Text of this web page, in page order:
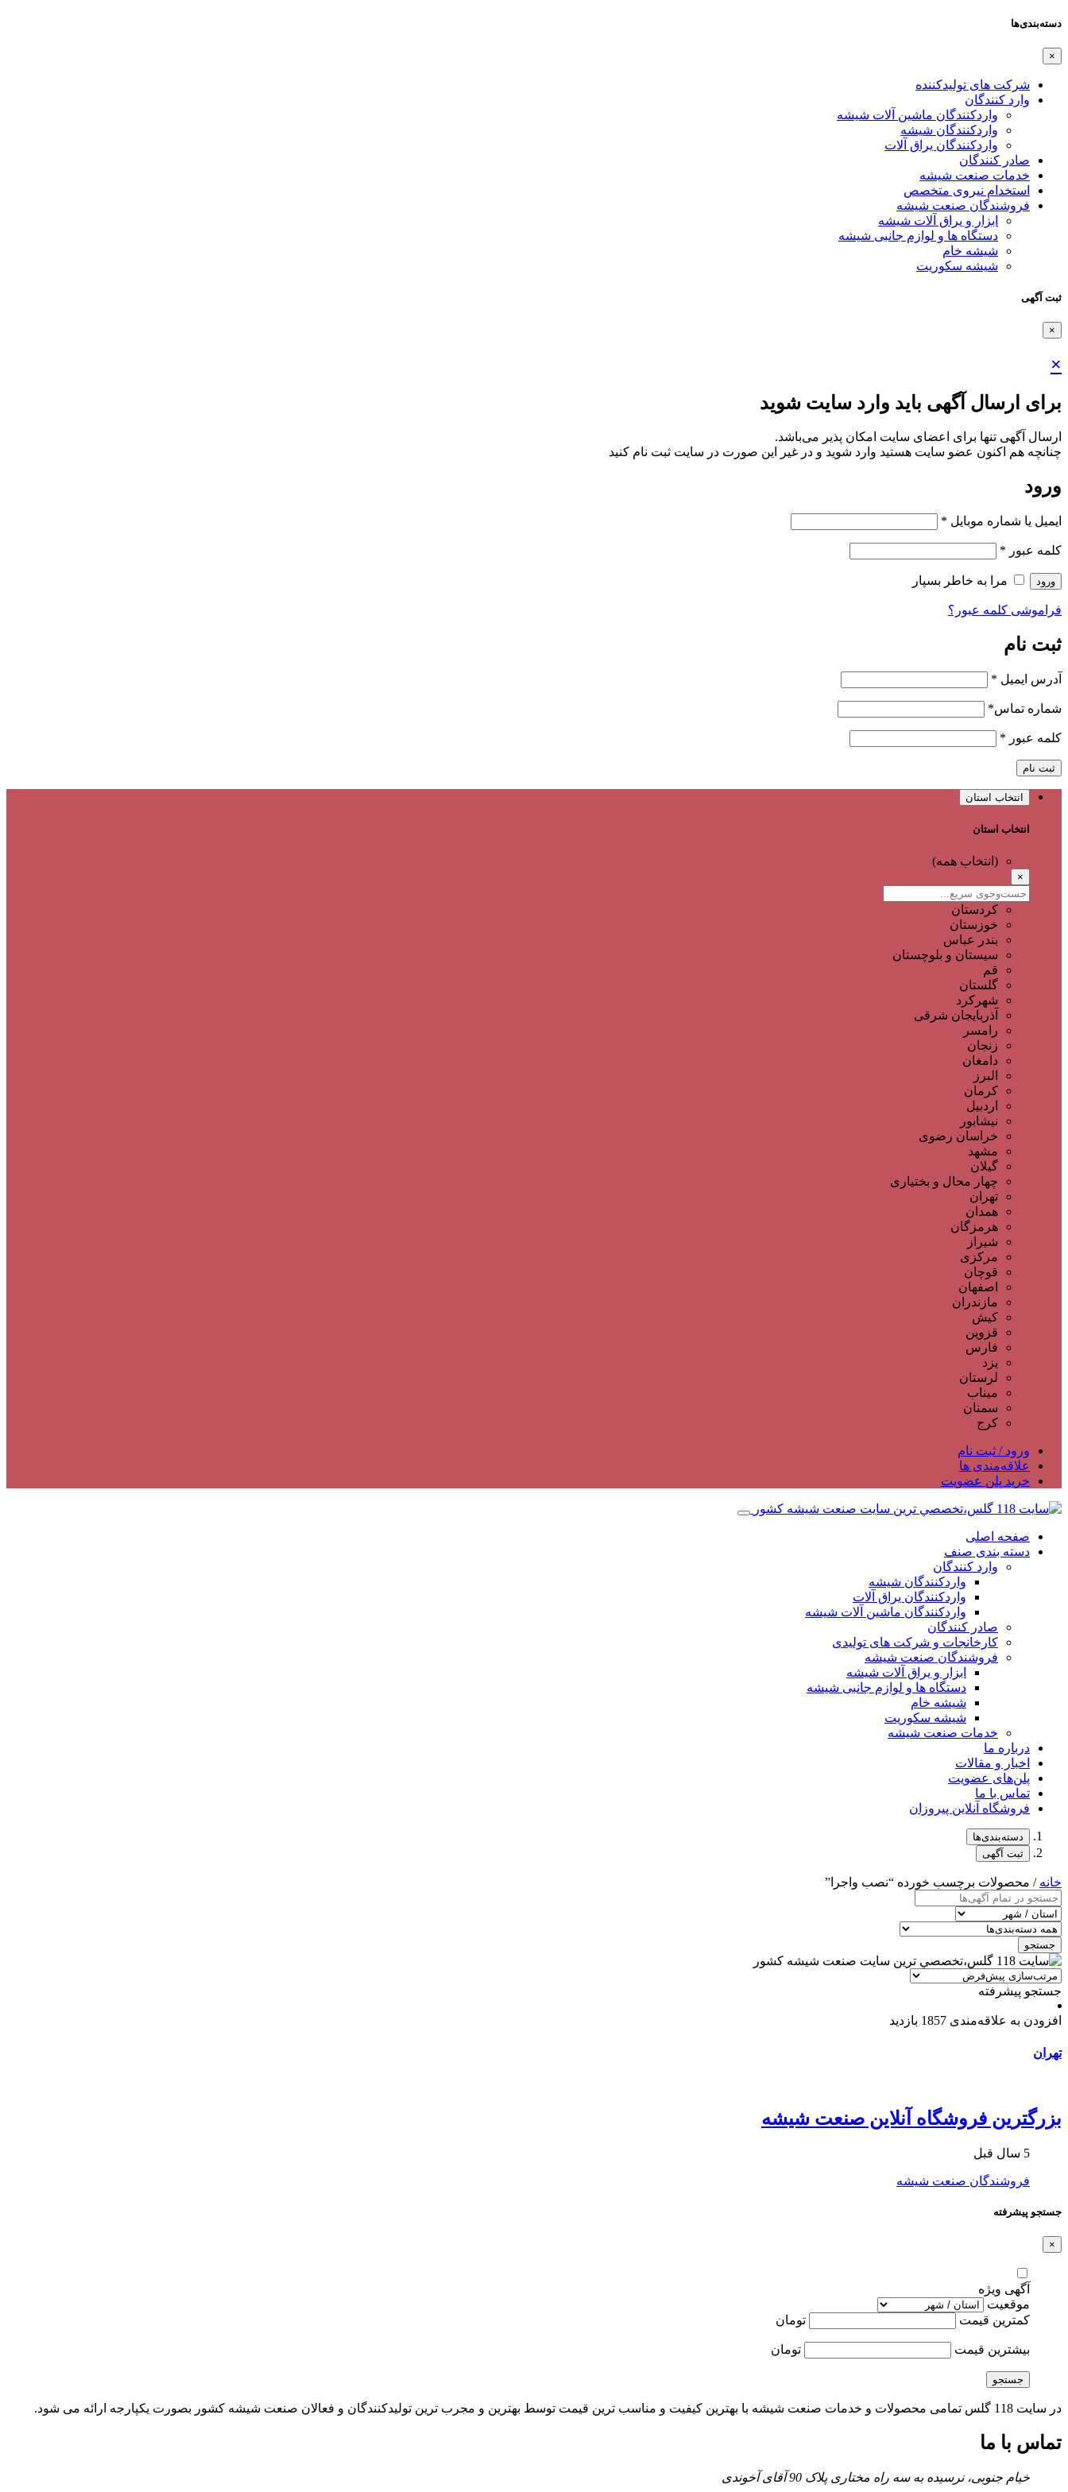
دسته‌بندی‌ها
×
شرکت های تولیدکننده
وارد کنندگان
واردکنندگان ماشین آلات شیشه
واردکنندگان شیشه
واردکنندگان یراق آلات
صادر کنندگان
خدمات صنعت شیشه
استخدام نیروی متخصص
فروشندگان صنعت شیشه
ابزار و یراق آلات شیشه
دستگاه ها و لوازم جانبی شیشه
شیشه خام
شیشه سکوریت
ثبت آگهی
×
×
برای ارسال آگهی باید وارد سایت شوید
ارسال آگهی تنها برای اعضای سایت امکان پذیر می‌باشد.
چنانچه هم‌ اکنون عضو سایت هستید وارد شوید و در غیر این صورت در سایت ثبت نام کنید
ورود
ایمیل یا شماره موبایل *
کلمه عبور *
ورود مرا به خاطر بسپار
فراموشی کلمه عبور؟
ثبت نام
آدرس ایمیل *
شماره تماس*
کلمه عبور *
ثبت نام
انتخاب استان
انتخاب استان
(انتخاب همه)
×
کردستان
خوزستان
بندر عباس
سیستان و بلوچستان
قم
گلستان
شهرکرد
آذربایجان شرقی
رامسر
زنجان
دامغان
البرز
کرمان
اردبیل
نیشابور
خراسان رضوی
مشهد
گیلان
چهار محال و بختیاری
تهران
همدان
هرمزگان
شیراز
مرکزی
قوچان
اصفهان
مازندران
کیش
قزوین
فارس
یزد
لرستان
میناب
سمنان
کرج
ورود / ثبت نام
علاقه‌مندی ها
خرید پلن عضویت
صفحه اصلی
دسته بندی صنف
وارد کنندگان
واردکنندگان شیشه
واردکنندگان یراق آلات
واردکنندگان ماشین آلات شیشه
صادر کنندگان
کارخانجات و شرکت های تولیدی
فروشندگان صنعت شیشه
ابزار و یراق آلات شیشه
دستگاه ها و لوازم جانبی شیشه
شیشه خام
شیشه سکوریت
خدمات صنعت شیشه
درباره ما
اخبار و مقالات
پلن‌های عضویت
تماس با ما
فروشگاه آنلاین پیروزان
دسته‌بندی‌ها
ثبت آگهی
خانه / محصولات برچسب خورده “نصب واجرا”
جستجو
جستجو پیشرفته
افزودن به علاقه‌مندی 1857 بازدید
تهران
بزرگترین فروشگاه آنلاین صنعت شیشه
5 سال قبل
فروشندگان صنعت شیشه
جستجو پیشرفته
×
آگهی ویژه
موقعیت
کمترین قیمت
تومان
بیشترین قیمت تومان
جستجو
در سایت 118 گلس تمامی محصولات و خدمات صنعت شیشه با بهترین کیفیت و مناسب ترین قیمت توسط بهترین و مجرب ترین تولیدکنندگان و فعالان صنعت شیشه کشور بصورت یکپارجه ارائه می شود.
تماس با ما
خیام جنوبی، نرسیده به سه راه مختاری پلاک 90 آقای آخوندی